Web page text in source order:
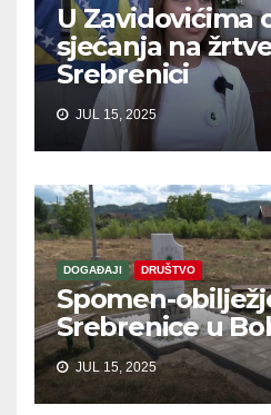
U Zavidovićima
sjećanja na
Srebrenici
JUL 15, 2025
DOGAĐAJI DRUŠTVO
Spomen-
Srebrenice u
JUL 15, 2025